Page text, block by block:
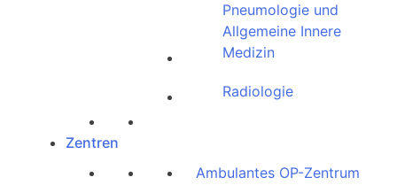
Pneumologie und
Allgemeine Innere
Medizin
Radiologie
Zentren
Ambulantes OP-Zentrum